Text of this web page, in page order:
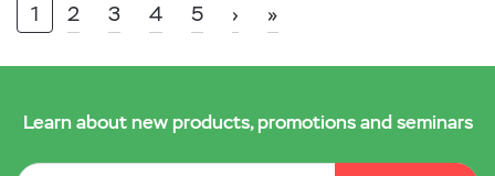
1 2 3 4 5 › »
Learn about new products, promotions and seminars